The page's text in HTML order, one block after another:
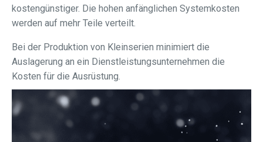
kostengünstiger. Die hohen anfänglichen Systemkosten
werden auf mehr Teile verteilt.
Bei der Produktion von Kleinserien minimiert die
Auslagerung an ein Dienstleistungsunternehmen die
Kosten für die Ausrüstung.